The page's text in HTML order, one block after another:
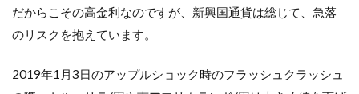
だからこその高金利なのですが、新興国通貨は総じて、急落
のリスクを抱えています。
2019年1月3日のアップルショック時のフラッシュクラッシュ